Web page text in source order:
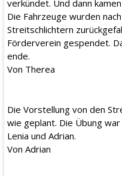
verkündet. Und dann
Die Fahrzeuge wurden
Streitschlichtern
Förderverein gespendet.
ende.
Von Therea
Die Vorstellung von den
wie geplant. Die Übung
Lenia und Adrian.
Von Adrian